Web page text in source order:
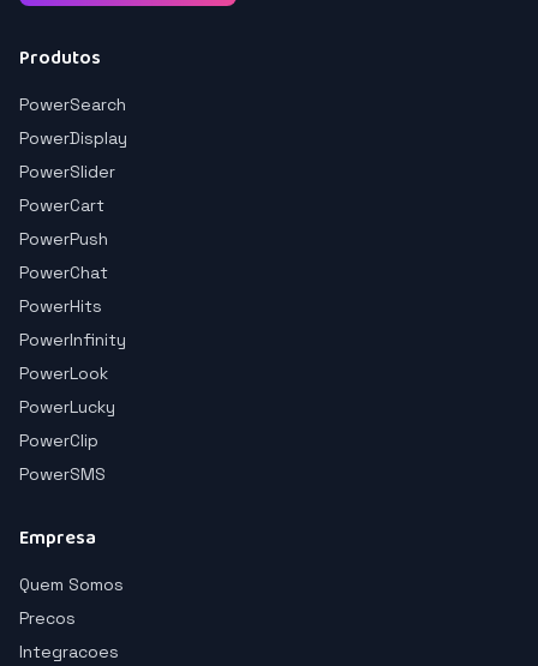
Produtos
PowerSearch
PowerDisplay
PowerSlider
PowerCart
PowerPush
PowerChat
PowerHits
PowerInfinity
PowerLook
PowerLucky
PowerClip
PowerSMS
Empresa
Quem Somos
Precos
Integracoes